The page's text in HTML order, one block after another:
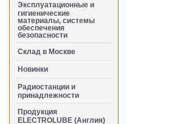
Эксплуатационные и
гигиенические
материалы, системы
обеспечения
безопасности
Cклад в Москве
Новинки
Радиостанции и
принадлежности
Продукция
ELECTROLUBE (Англия)